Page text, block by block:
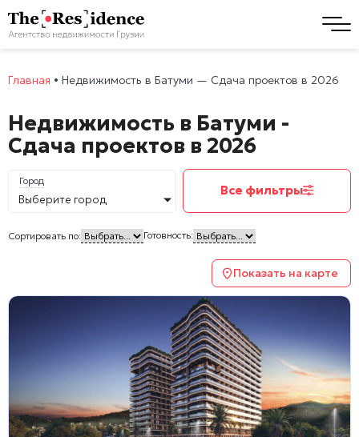
Главная • Недвижимость в Батуми — Сдача проектов в 2026
Недвижимость в Батуми -
Сдача проектов в 2026
Город
Выберите город
Все фильтры
Сортировать по: Готовность:
Показать на карте